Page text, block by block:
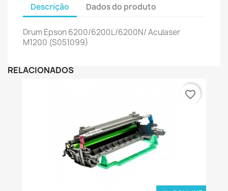
Descrição Dados do produto
Drum Epson 6200/6200L/6200N/ Aculaser
M1200 (S051099)
RELACIONADOS
favorite_border